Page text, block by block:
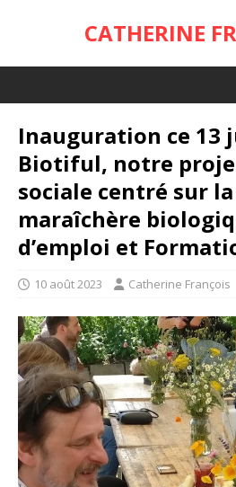
CATHERINE
Inauguration ce 13
Biotiful, notre
sociale centré sur
maraîchère
d’emploi et
10 août 2023 Catherine François